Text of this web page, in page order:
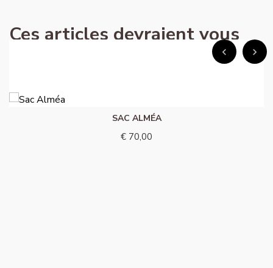
Ces articles devraient vous
SAC ALMÉA
€ 70,00